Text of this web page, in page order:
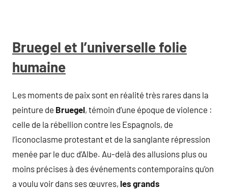
Bruegel et l’universelle folie
humaine
Les moments de paix sont en réalité très rares dans la
peinture de Bruegel, témoin d’une époque de violence :
celle de la rébellion contre les Espagnols, de
l’iconoclasme protestant et de la sanglante répression
menée par le duc d’Albe. Au-delà des allusions plus ou
moins précises à des événements contemporains qu’on
a voulu voir dans ses œuvres, les grands